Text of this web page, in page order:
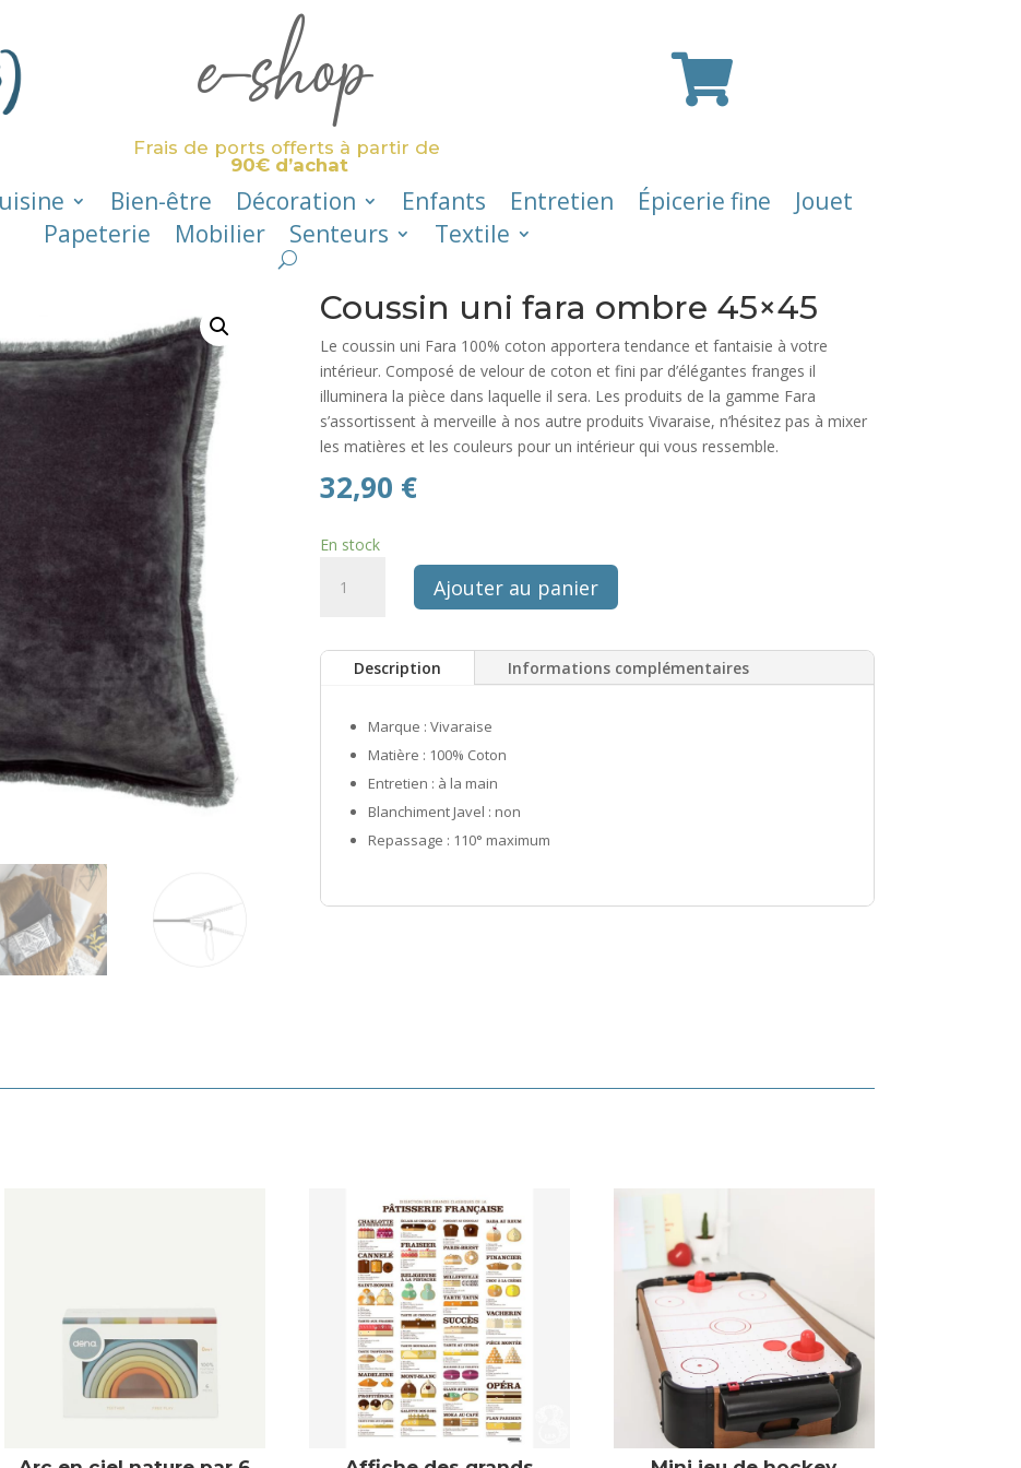
e-shop
Frais de ports offerts à partir de
90€ d’achat

Bien-être Décoration Enfants Entretien Épicerie fine
Jouet
Papeterie
Mobilier Senteurs Textile
Coussin uni fara ombre 45×45
Le coussin uni Fara 100% coton apportera tendance et fantaisie à votre
intérieur. Composé de velour de coton et fini par d’élégantes franges il
illuminera la pièce dans laquelle il sera. Les produits de la gamme Fara
s’assortissent à merveille à nos autre produits Vivaraise, n’hésitez pas à mixer
les matières et les couleurs pour un intérieur qui vous ressemble.
32,90 €
En stock
45x45
Ajouter au panier
Description Informations complémentaires
Marque : Vivaraise
Matière : 100% Coton
Entretien : à la main
Blanchiment Javel : non
Repassage : 110° maximum